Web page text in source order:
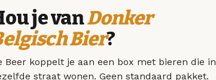
je vanDonker
Bier?
Beer koppelt je aan een box met bieren die in
straat wonen. Geen standaard pakket.